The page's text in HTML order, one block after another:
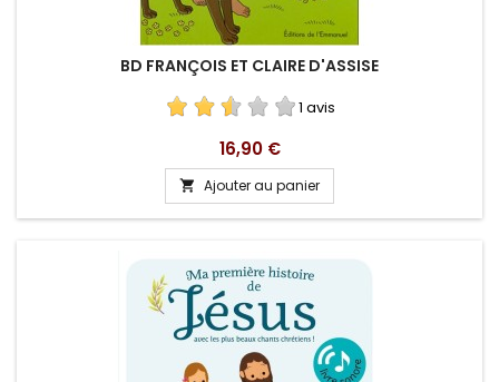
BD FRANÇOIS ET CLAIRE D'ASSISE
1 avis
Prix
16,90 €
 Ajouter au panier